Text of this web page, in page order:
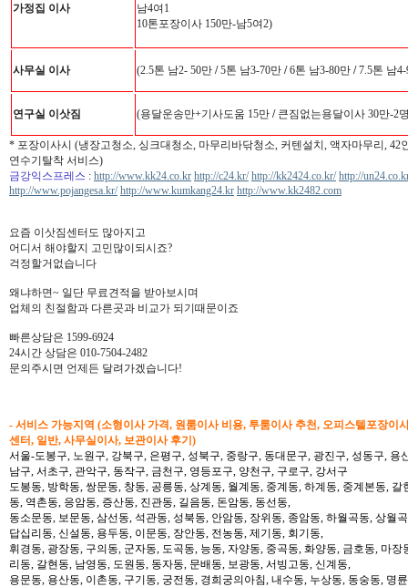
가정집 이사
남4여1
10톤포장이사 150만-남5여2)
사무실 이사 (2.5톤 남2- 50만 /5톤 남3-70만 /6톤 남3-80만 /7.5톤 남
연구실 이삿짐 (용달운송만+기사도움 15만 /큰짐없는용달이사 30만-2
* 포장이사시 (냉장고청소, 싱크대청소, 마무리바닦청소, 커텐설치, 액자마무리,
연수기탈착 서비스)
금강익스프레스 : http://www.kk24.co.kr http://c24.kr/ http://kk2424.co.kr/ http://
http://www.pojangesa.kr/ http://www.kumkang24.kr http://www.kk2482.com
요즘 이삿짐센터도 많아지고
어디서 해야할지 고민많이되시죠?
걱정할거없습니다
왜냐하면~ 일단 무료견적을 받아보시며
업체의 친절함과 다른곳과 비교가 되기때문이죠
빠른상담은 1599-6924
24시간 상담은 010-7504-2482
문의주시면 언제든 달려가겠습니다!
- 서비스 가능지역 (소형이사 가격, 원룸이사 비용, 투룸이사 추천, 오피스텔포장이
센터, 일반, 사무실이사, 보관이사 후기)
서울-도봉구, 노원구, 강북구, 은평구, 성북구, 중랑구, 동대문구, 광진구, 성동구,
남구, 서초구, 관악구, 동작구, 금천구, 영등포구, 양천구, 구로구, 강서구
도봉동, 방학동, 쌍문동, 창동, 공릉동, 상계동, 월계동, 중계동, 하계동, 중계본동,
동, 역촌동, 응암동, 증산동, 진관동, 길음동, 돈암동, 동선동,
동소문동, 보문동, 삼선동, 석관동, 성북동, 안암동, 장위동, 종암동, 하월곡동, 상월
답십리동, 신설동, 용두동, 이문동, 장안동, 전농동, 제기동, 회기동,
휘경동, 광장동, 구의동, 군자동, 도곡동, 능동, 자양동, 중곡동, 화양동, 금호동, 마
리동, 갈현동, 남영동, 도원동, 동자동, 문배동, 보광동, 서빙고동, 신계동,
용문동, 용산동, 이촌동, 구기동, 궁전동, 경희궁의아침, 내수동, 누상동, 동숭동, 명